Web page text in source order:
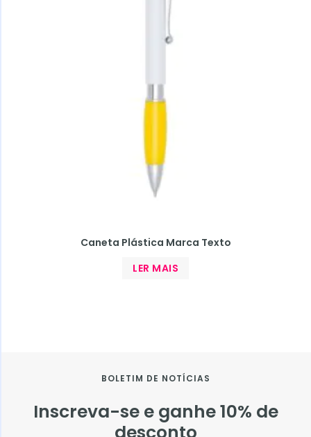
Caneta Plástica Marca Texto
LER MAIS
BOLETIM DE NOTÍCIAS
Inscreva-se e ganhe 10% de